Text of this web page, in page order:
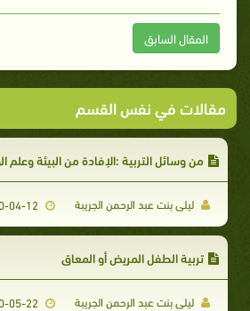
المقال السابق
مقالات في نفس القسم
من وسائل التربية :الإفادة من البيئة وعلم الوراثة
ليلى بنت عبد الرحمن الجريبة
تربية الطفل المريض أو المعاق
ليلى بنت عبد الرحمن الجريبة